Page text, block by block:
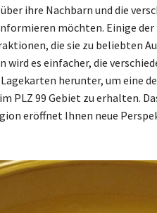
ihre Nachbarn und die
möchten. Einige
die sie zu beliebten
es einfacher, die
Lagekarten herunter, um eine
PLZ 99 Gebiet zu erhalten.
eröffnet Ihnen neue